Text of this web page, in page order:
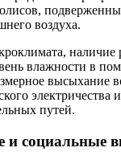
воздуха.
наличие
влажности в
высыхание
электричества
путей.
и социальные